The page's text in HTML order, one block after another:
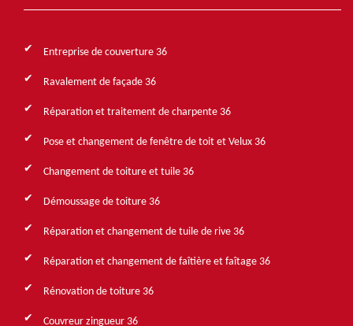
Entreprise de couverture 36
Ravalement de façade 36
Réparation et traitement de charpente 36
Pose et changement de fenêtre de toit et Velux 36
Changement de toiture et tuile 36
Démoussage de toiture 36
Réparation et changement de tuile de rive 36
Réparation et changement de faîtière et faîtage 36
Rénovation de toiture 36
Couvreur zingueur 36